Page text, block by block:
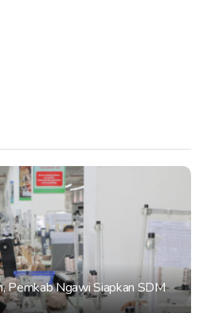
Pemkab Ngawi Siapkan SDM